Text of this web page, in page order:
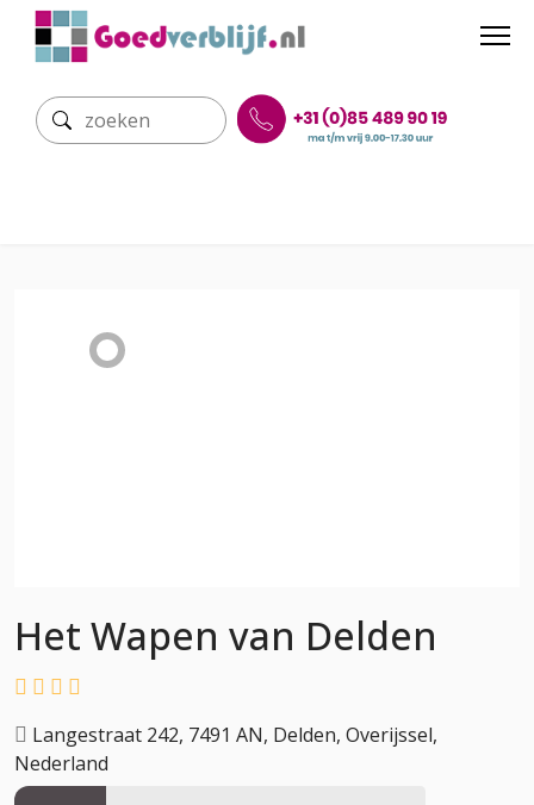
Het Wapen van Delden
Langestraat 242, 7491 AN, Delden, Overijssel,
Nederland